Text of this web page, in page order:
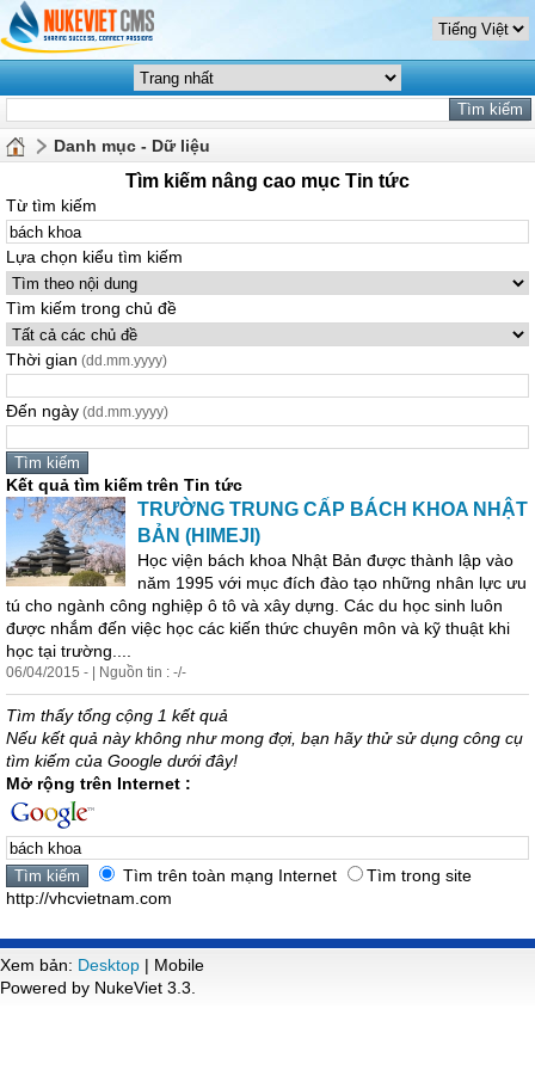
Danh mục - Dữ liệu
Tìm kiếm nâng cao mục Tin tức
Từ tìm kiếm
Lựa chọn kiểu tìm kiếm
Tìm kiếm trong chủ đề
Thời gian (dd.mm.yyyy)
Đến ngày (dd.mm.yyyy)
Kết quả tìm kiếm trên Tin tức
TRƯỜNG TRUNG CẤP BÁCH KHOA NHẬT
BẢN (HIMEJI)
Học viện bách khoa Nhật Bản được thành lập vào
năm 1995 với mục đích đào tạo những nhân lực ưu
tú cho ngành công nghiệp ô tô và xây dựng. Các du học sinh luôn
được nhắm đến việc học các kiến thức chuyên môn và kỹ thuật khi
học tại trường....
06/04/2015 - | Nguồn tin : -/-
Tìm thấy tổng cộng 1 kết quả
Nếu kết quả này không như mong đợi, bạn hãy thử sử dụng công cụ
tìm kiếm của Google dưới đây!
Mở rộng trên Internet :
Tìm trên toàn mạng Internet
Tìm trong site
http://vhcvietnam.com
Xem bản: Desktop | Mobile
Powered by NukeViet 3.3.